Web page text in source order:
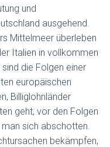
und
ausgehend.
Mittelmeer überleben
Italien in vollkommen
die Folgen einer
europäischen
Billiglohnländer
geht, vor den Folgen
sich abschotten.
bekämpfen,